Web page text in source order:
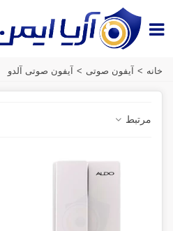
خانه > آیفون صوتی > آیفون صوتی آلدو
مرتبط